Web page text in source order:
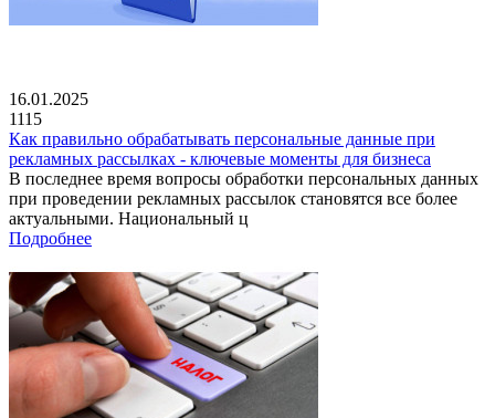
16.01.2025
1115
Как правильно обрабатывать персональные данные при
рекламных рассылках - ключевые моменты для бизнеса
В последнее время вопросы обработки персональных данных
при проведении рекламных рассылок становятся все более
актуальными. Национальный ц
Подробнее